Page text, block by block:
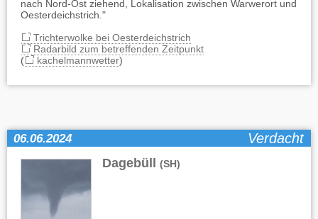
nach Nord-Ost ziehend, Lokalisation zwischen Warwerort und
Oesterdeichstrich."
Trichterwolke bei Oesterdeichstrich
Radarbild zum betreffenden Zeitpunkt
(
kachelmannwetter)
06.06.2024 Verdacht
Dagebüll (SH)